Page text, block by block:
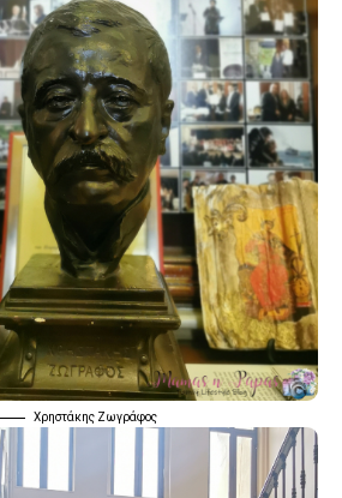
Χρηστάκης Ζωγράφος